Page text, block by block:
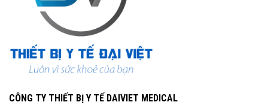
CÔNG TY THIẾT BỊ Y TẾ DAIVIET MEDICAL